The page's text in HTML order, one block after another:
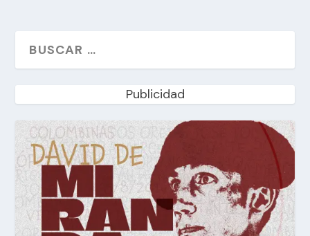
Publicidad